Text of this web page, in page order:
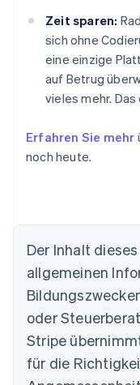
Zeit sparen:
sich ohne
eine einzige
auf Betrug
vieles mehr.
Erfahren Sie mehr
noch heute.
Der Inhalt
allgemeinen
oder
Stripe
für die
Australien
English
Nederlands Français
Brasilien
English